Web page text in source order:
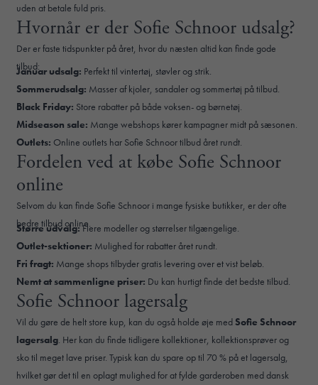
uden at betale fuld pris.
Hvornår er der Sofie Schnoor udsalg?
Der er faste tidspunkter på året, hvor du næsten altid kan finde gode
tilbud:
Januar udsalg: Perfekt til vintertøj, støvler og strik.
Sommerudsalg: Masser af kjoler, sandaler og sommertøj på tilbud.
Black Friday: Store rabatter på både voksen- og børnetøj.
Midseason sale: Mange webshops kører kampagner midt på sæsonen.
Outlets: Online outlets har Sofie Schnoor tilbud året rundt.
Fordelen ved at købe Sofie Schnoor
online
Selvom du kan finde Sofie Schnoor i mange fysiske butikker, er der ofte
bedre tilbud online.
Større udvalg:Flere modeller og størrelser tilgængelige.
Outlet-sektioner: Mulighed for rabatter året rundt.
Fri fragt: Mange shops tilbyder gratis levering over et vist beløb.
Nemt at sammenligne priser: Du kan hurtigt finde det bedste tilbud.
Sofie Schnoor lagersalg
Vil du gøre de helt store kup, kan du også holde øje medSofie Schnoor
lagersalg. Her kan du finde tidligere kollektioner, kollektionsprøver og
sko til meget lave priser. Typisk kan du spare op til 70 % på et lagersalg,
hvilket gør det til en oplagt mulighed for at fylde garderoben med dansk